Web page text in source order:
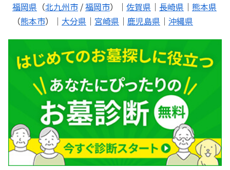
福岡県 （北九州市 /福岡市）｜ 佐賀県 ｜ 長崎県 ｜ 熊本県
（熊本市）｜ 大分県 ｜ 宮崎県 ｜ 鹿児島県 ｜ 沖縄県